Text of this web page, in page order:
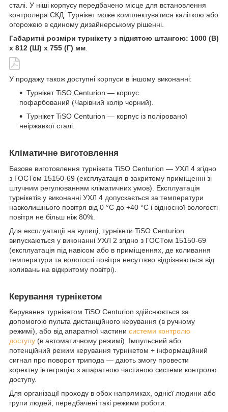
сталі. У ніші корпусу передбачено місце для встановлення
контролера СКД. Турнікет може комплектуватися каліткою або
огорожею в єдиному дизайнерському рішенні.
Габаритні розміри турнікету з піднятою штангою: 1000 (В)
х 812 (Ш) х 755 (Г) мм
У продажу також доступні корпуси в іншому виконанні:
Турнікет TiSO Centurion — корпус
пофарбований (Чарівний колір чорний).
Турнікет TiSO Centurion — корпус із полірованої
неіржавкої сталі.
Кліматичне виготовлення
Базове виготовлення турнікета TiSO Centurion — УХЛ 4 згідно
з ГОСТом 15150-69 (експлуатація в закритому приміщенні зі
штучним регулюванням кліматичних умов). Експлуатація
турнікетів у виконанні УХЛ 4 допускається за температури
навколишнього повітря від 0 °C до +40 °C і відносної вологості
повітря не більш ніж 80%.
Для експлуатації на вулиці, турнікети TiSO Centurion
випускаються у виконанні УХЛ 2 згідно з ГОСТом 15150-69
(експлуатація під навісом або в приміщеннях, де коливання
температури та вологості повітря несуттєво відрізняються від
коливань на відкритому повітрі).
Керування турнікетом
Керування турнікетом TiSO Centurion здійснюється за
допомогою пульта дистанційного керування (в ручному
режимі), або від апаратної частини системи контролю
доступу (в автоматичному режимі). Імпульсний або
потенційний режим керування турнікетом + інформаційний
сигнал про поворот трипода — дають змогу провести
коректну інтеграцію з апаратною частиною системи контролю
доступу.
Для організації проходу в обох напрямках, однієї людини або
групи людей, передбачені такі режими роботи: